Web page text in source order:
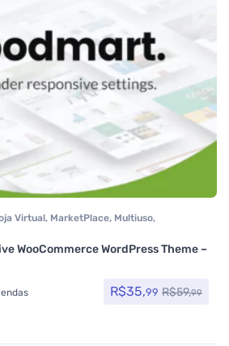
Virtual, MarketPlace, Multiuso,
WooCommerce WordPress Theme –
R$35,99 R$59,99